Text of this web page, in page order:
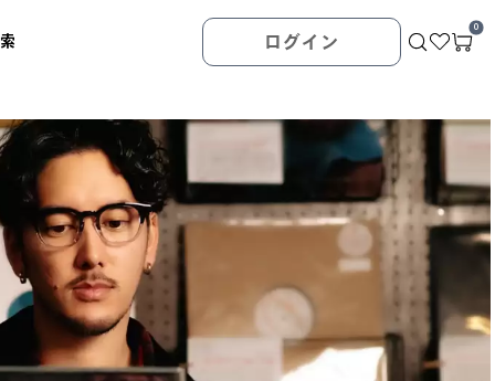
ログイン
0